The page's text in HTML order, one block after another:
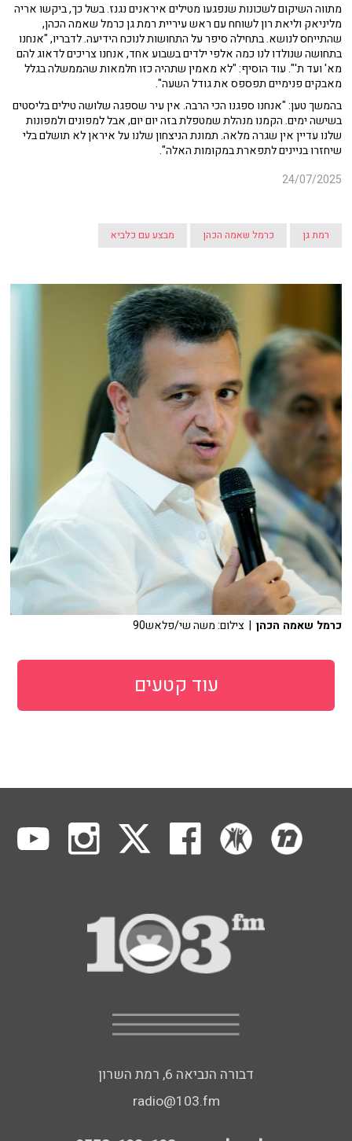
מתווה השיקום לשכונות שנפגעו מטילים איראנים נגנז. בשל כך, ביקשו אריה
מליניאק וליאת רון לשוחח עם ראש עיריית רמת גן כרמל שאמה הכהן,
שהתייחס לנושא. בתחילה סיפר על התחושות לנוכח הידיעה. לדבריו, "אנחנו
בתחושה שנולדו לנו כמה אלפי ילדים בשבוע אחד, אנחנו צריכים לדאוג להם
מא' ועד ת'". עוד הוסיף: "לא מאמין שתהיה כזו חלמאות שהממשלה בגלל
מאבקים פנימיים תפספס את גודל השעה".
בהמשך טען: "אנחנו ספגנו הכי הרבה. אין עיר שספגה שלושה טילים בליסטים
בשישה ימים. הקמנו מנהלת שמטפלת בזה יום יום, אבל למפונים ולמפונות
שלנו עדיין אין שגרה מלאה. תמונת הניצחון שלנו על איראן לא תושלם בלי
שיחזרו בניינים לתפארת במקומות האלה".
24/07/2025
רמת גן כרמל שאמה הכהן מבצע עם כלביא
כרמל שאמה הכהן | צילום: משה שי/פלאש90
עוד קטעים
דבורה הנביאה 6, רמת השרון
radio@103.fm